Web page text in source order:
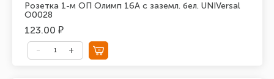
Розетка 1-м ОП Олимп 16А с заземл. бел. UNIVersal
О0028
123.00 ₽